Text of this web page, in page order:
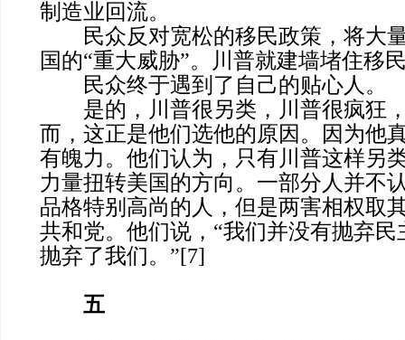
制造业回流。
民众反对宽松的移民政策，将大
国的“重大威胁”。川普就建墙堵住
民众终于遇到了自己的贴心人。
是的，川普很另类，川普很疯狂
而，这正是他们选他的原因。因为他
有魄力。他们认为，只有川普这样另
力量扭转美国的方向。一部分人并不
品格特别高尚的人，但是两害相权取
共和党。他们说，“我们并没有抛弃
抛弃了我们。”[7]
五